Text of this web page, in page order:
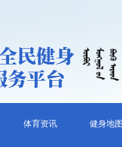
体育资讯 健身地图